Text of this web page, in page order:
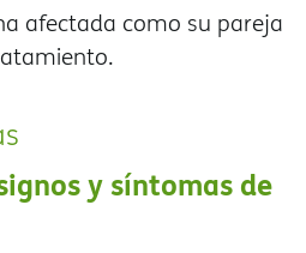
afectada como su pareja
y síntomas de